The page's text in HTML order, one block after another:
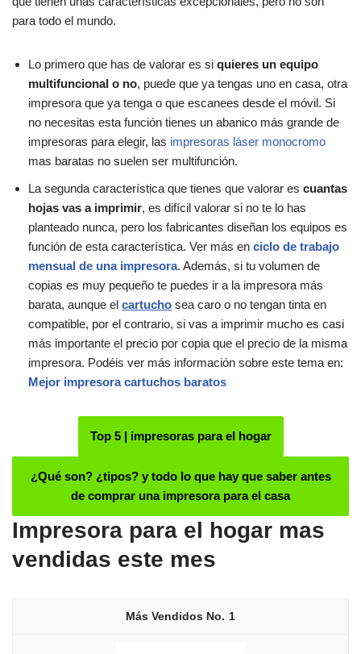
para todo el mundo.
Lo primero que has de valorar es si quieres un equipo
multifuncional o no, puede que ya tengas uno en casa, otra
impresora que ya tenga o que escanees desde el móvil. Si
no necesitas esta función tienes un abanico más grande de
impresoras para elegir, las impresoras láser monocromo
mas baratas no suelen ser multifunción.
La segunda característica que tienes que valorar es cuantas
hojas vas a imprimir, es difícil valorar si no te lo has
planteado nunca, pero los fabricantes diseñan los equipos es
función de esta característica. Ver más en ciclo de trabajo
mensual de una impresora. Además, si tu volumen de
copias es muy pequeño te puedes ir a la impresora más
barata, aunque el cartucho sea caro o no tengan tinta en
compatible, por el contrario, si vas a imprimir mucho es casi
más importante el precio por copia que el precio de la misma
impresora. Podéis ver más información sobre este tema en:
Mejor impresora cartuchos baratos
Top 5 | impresoras para el hogar
¿Qué son?¿tipos? y todo lo que hay que saber antes
de comprar una impresora para el casa
Impresora para el hogar mas
vendidas este mes
1